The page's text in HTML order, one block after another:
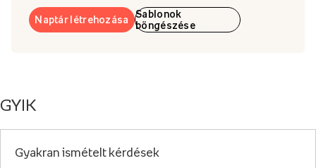
Naptár létrehozása
Sablonok
böngészése
GYIK
Gyakran ismételt kérdések